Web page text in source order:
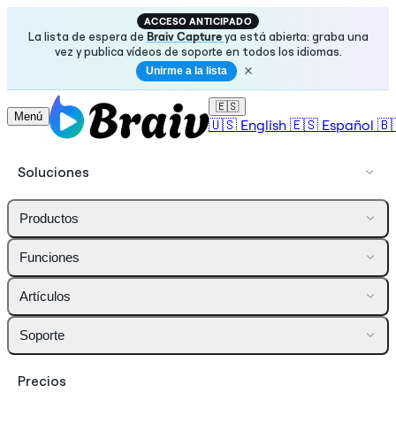
ACCESO ANTICIPADO
La lista de espera de Braiv Captureya está abierta: graba una
vez y publica vídeos de soporte en todos los idiomas.
Unirme a la lista
Menú
🇪🇸
🇺🇸 English 🇪🇸 Español
Soluciones
Productos
Funciones
Artículos
Soporte
Precios